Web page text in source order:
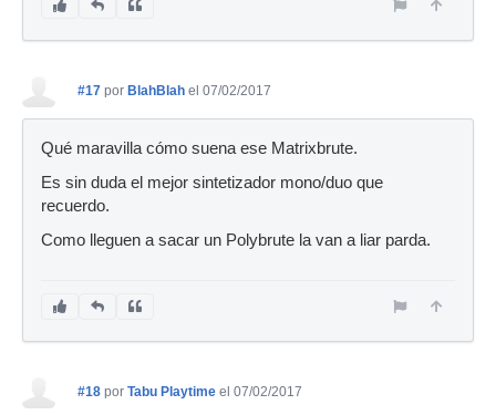
#17 por BlahBlah el 07/02/2017
Qué maravilla cómo suena ese Matrixbrute.
Es sin duda el mejor sintetizador mono/duo que
recuerdo.
Como lleguen a sacar un Polybrute la van a liar parda.
#18 por Tabu Playtime el 07/02/2017